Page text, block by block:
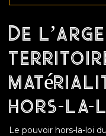
De
hors-la-
Le pouvoir hors-la-loi